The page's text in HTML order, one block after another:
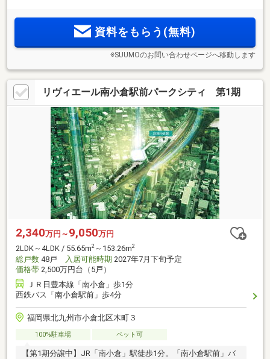
資料をもらう(無料)
※SUUMOのお問い合わせページへ移動します
リヴィエール南小倉駅前パークシティ 第1期
2,340万円～ 9,050万円
2LDK～4LDK / 55.65m2 ～153.26m2
総戸数 48戸 入居可能時期 2027年7月下旬予定
価格帯 2,500万円台（5戸）
ＪＲ日豊本線「南小倉」歩1分
西鉄バス「南小倉駅前」歩4分
福岡県北九州市小倉北区木町３
100%駐車場 ペット可
【第1期分譲中】JR「南小倉」駅徒歩1分。「南小倉駅前」バ